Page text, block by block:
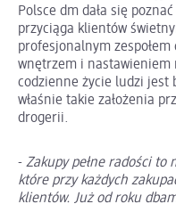
Polsce dm dała się
przyciąga klientów
profesjonalnym
wnętrzem i nastawieniem
codzienne życie ludzi jest
właśnie takie założenia
drogerii.
- Zakupy pełne radości to
które przy każdych
klientów. Już od roku